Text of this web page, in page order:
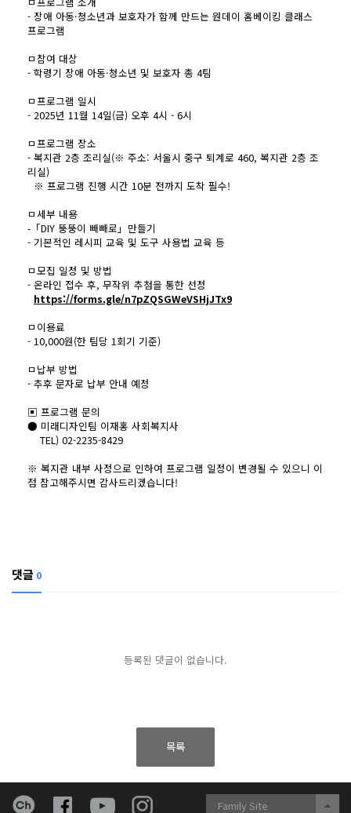
- 장애 아동·청소년과 보호자가 함께 만드는 원데이 홈베이킹 클래스
프로그램
ㅁ참여 대상
- 학령기 장애 아동·청소년 및 보호자 총 4팀
ㅁ프로그램 일시
- 2025년 11월 14일(금) 오후 4시 - 6시
ㅁ프로그램 장소
- 복지관 2층 조리실(※ 주소: 서울시 중구 퇴계로 460, 복지관 2층 조
리실)
※ 프로그램 진행 시간 10분 전까지 도착 필수!
ㅁ세부 내용
-「DIY 뚱뚱이 빼빼로」만들기
- 기본적인 레시피 교육 및 도구 사용법 교육 등
ㅁ모집 일정 및 방법
- 온라인 접수 후, 무작위 추첨을 통한 선정
https://forms.gle/n7pZQSGWeVSHjJTx9
ㅁ이용료
- 10,000원(한 팀당 1회기 기준)
ㅁ납부 방법
- 추후 문자로 납부 안내 예정
▣ 프로그램 문의
● 미래디자인팀 이재홍 사회복지사
TEL) 02-2235-8429
※ 복지관 내부 사정으로 인하여 프로그램 일정이 변경될 수 있으니 이
점 참고해주시면 감사드리겠습니다!
댓글 0
등록된 댓글이 없습니다.
목록
Family Site